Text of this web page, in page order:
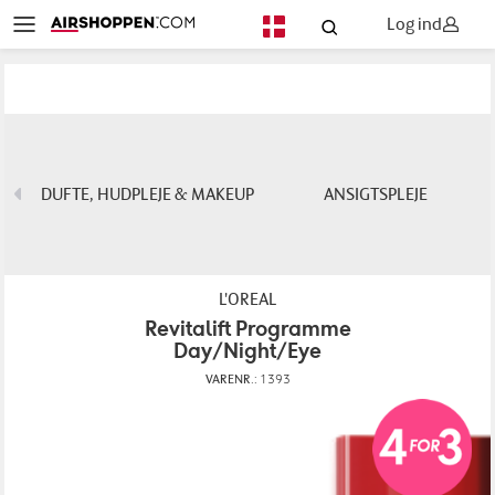
Log ind
DUFTE, HUDPLEJE & MAKEUP ANSIGTSPLEJE
L'OREAL
Revitalift Programme
Day/Night/Eye
VARENR.: 1393